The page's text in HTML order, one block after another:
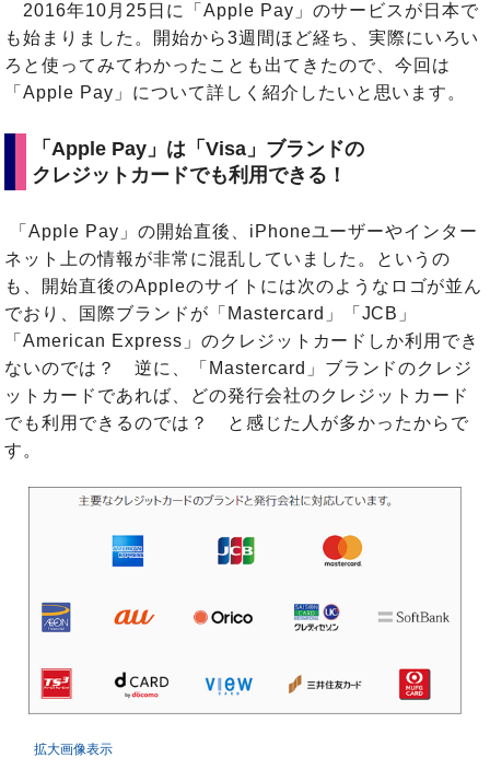
2016年10月25日に「Apple Pay」のサービスが日本で
も始まりました。開始から3週間ほど経ち、実際にいろい
ろと使ってみてわかったことも出てきたので、今回は
「Apple Pay」について詳しく紹介したいと思います。
「Apple Pay」は「Visa」ブランドの
クレジットカードでも利用できる！
「Apple Pay」の開始直後、iPhoneユーザーやインター
ネット上の情報が非常に混乱していました。というの
も、開始直後のAppleのサイトには次のようなロゴが並ん
でおり、国際ブランドが「Mastercard」「JCB」
「American Express」のクレジットカードしか利用でき
ないのでは？ 逆に、「Mastercard」ブランドのクレジ
ットカードであれば、どの発行会社のクレジットカード
でも利用できるのでは？ と感じた人が多かったからで
す。
拡大画像表示